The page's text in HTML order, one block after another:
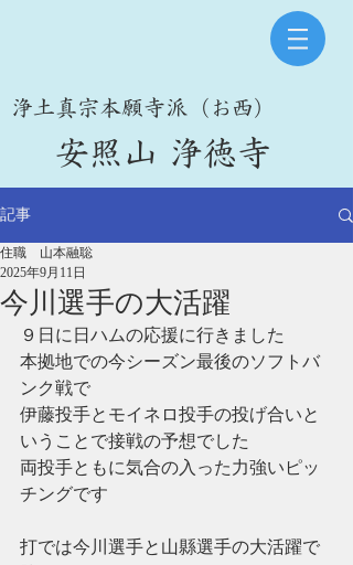
​浄土真宗本願寺派（お西）
​安照山 浄徳寺
記事
今川選手の大活躍
住職 山本融聡
2025年9月11日
９日に日ハムの応援に行きました
本拠地での今シーズン最後のソフトバ
ンク戦で
伊藤投手とモイネロ投手の投げ合いと
いうことで接戦の予想でした
両投手ともに気合の入った力強いピッ
チングです
打では今川選手と山縣選手の大活躍で